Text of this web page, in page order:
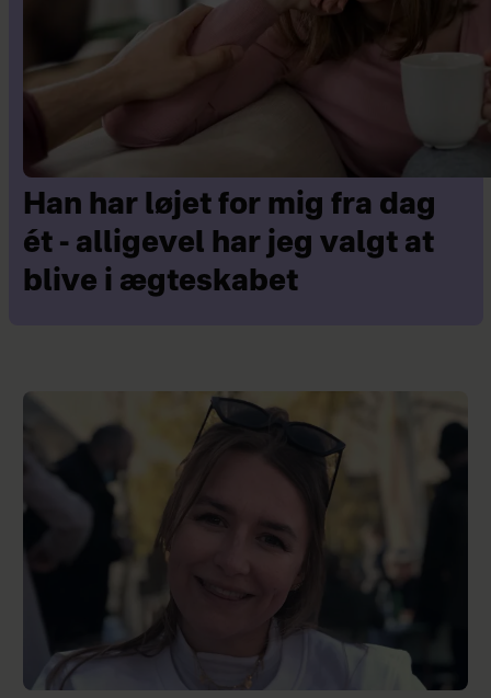
Han har løjet for mig fra dag
ét - alligevel har jeg valgt at
blive i ægteskabet